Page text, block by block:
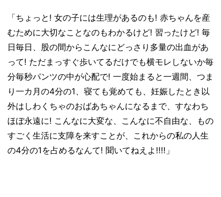
「ちょっと! 女の子には生理があるのも! 赤ちゃんを産
むために大切なことなのもわかるけど! 習ったけど! 毎
日毎日、股の間からこんなにどっさり多量の出血があ
って! ただまっすぐ歩いてるだけでも横モレしないか毎
分毎秒パンツの中が心配で! 一度始まると一週間、つま
り一カ月の4分の1、寝ても覚めても、妊娠したとき以
外はしわくちゃのおばあちゃんになるまで、すなわち
ほぼ永遠に! こんなに大変な、こんなに不自由な、もの
すごく生活に支障を来すことが、これからの私の人生
の4分の1を占めるなんて! 聞いてねえよ!!!!」